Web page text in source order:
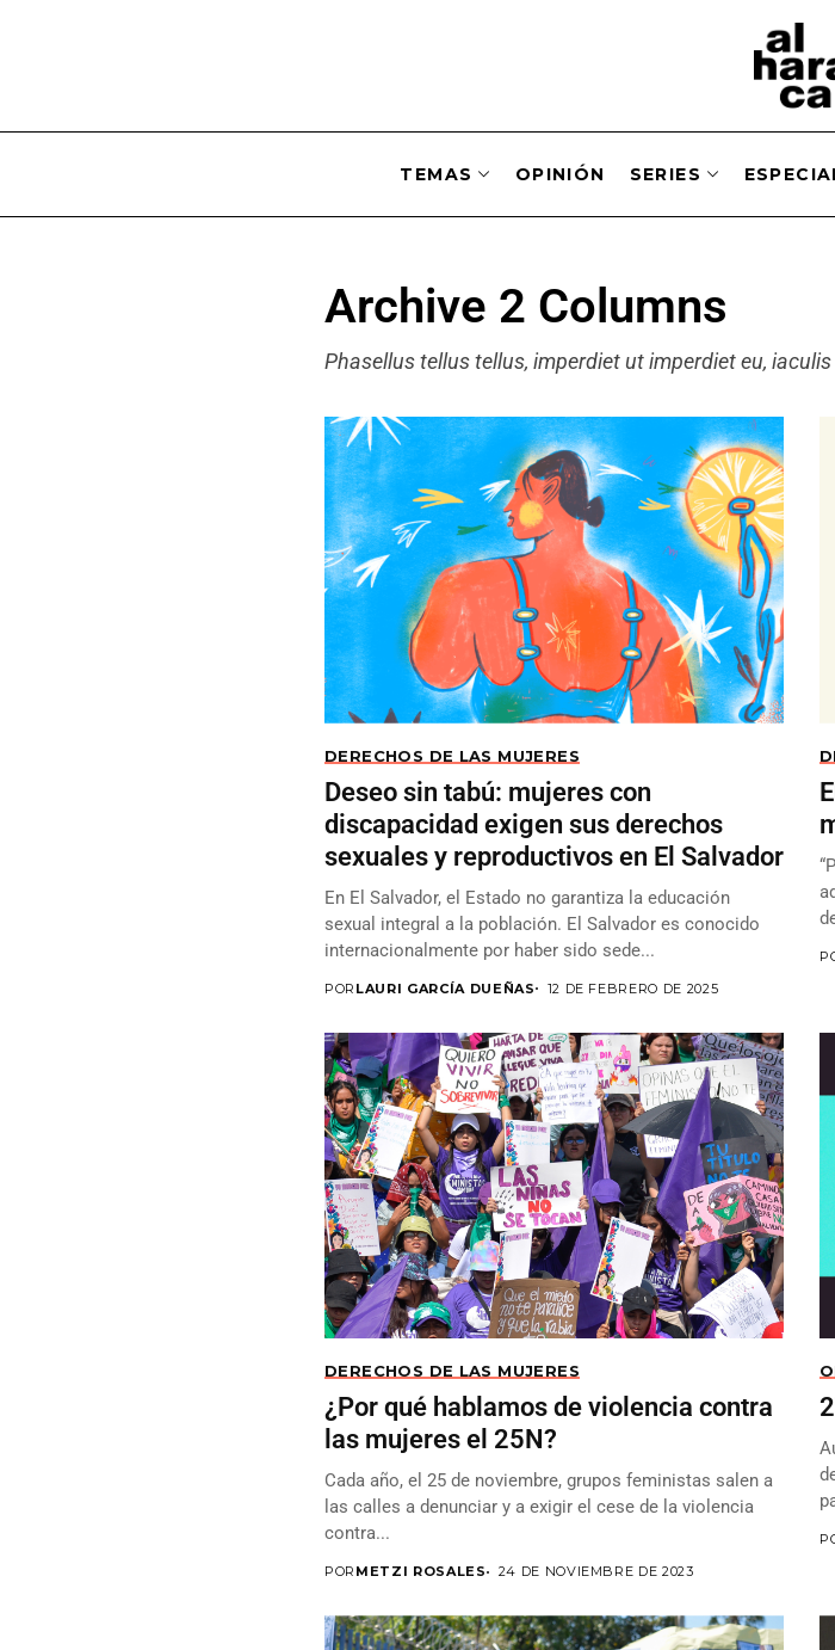
TEMAS OPINIÓN SERIES
Archive 2 Columns
Phasellus tellus tellus, imperdiet ut imperdiet eu,
DERECHOS DE LAS MUJERES
Deseo sin tabú: mujeres con
discapacidad exigen sus derechos
sexuales y reproductivos en El Salvador
En El Salvador, el Estado no garantiza la educación
sexual integral a la población. El Salvador es conocido
internacionalmente por haber sido sede...
POR LAURI GARCÍA DUEÑAS 12 DE FEBRERO DE 2025
DERECHOS DE LAS MUJERES
¿Por qué hablamos de violencia contra
las mujeres el 25N?
Cada año, el 25 de noviembre, grupos feministas salen a
las calles a denunciar y a exigir el cese de la violencia
contra...
POR METZI ROSALES 24 DE NOVIEMBRE DE 2023